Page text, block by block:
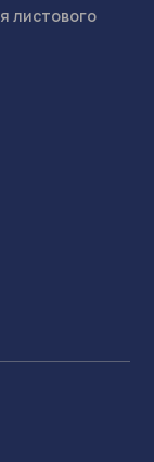
листового